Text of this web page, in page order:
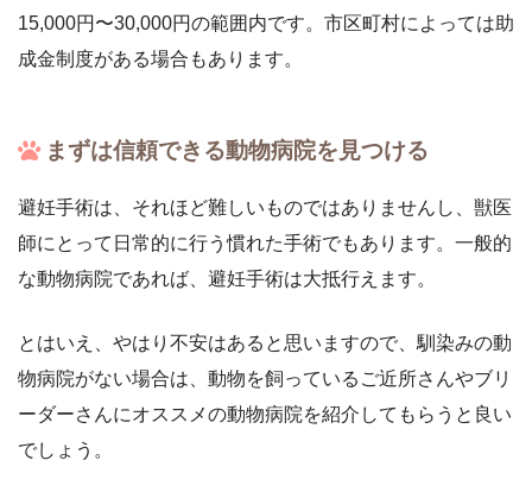
15,000円〜30,000円の範囲内です。市区町村によっては助
成金制度がある場合もあります。
まずは信頼できる動物病院を見つける
避妊手術は、それほど難しいものではありませんし、獣医
師にとって日常的に行う慣れた手術でもあります。一般的
な動物病院であれば、避妊手術は大抵行えます。
とはいえ、やはり不安はあると思いますので、馴染みの動
物病院がない場合は、動物を飼っているご近所さんやブリ
ーダーさんにオススメの動物病院を紹介してもらうと良い
でしょう。